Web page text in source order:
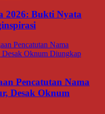
2026: Bukti Nyata
Pencatutan Nama
Desak Oknum